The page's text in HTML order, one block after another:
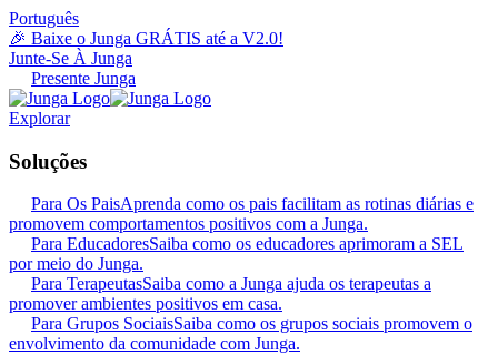
Português
🎉 Baixe o Junga GRÁTIS até a V2.0!
Junte-Se À Junga
Presente Junga
Explorar
Soluções
Para Os PaisAprenda como os pais facilitam as rotinas diárias e
promovem comportamentos positivos com a Junga.
Para EducadoresSaiba como os educadores aprimoram a SEL
por meio do Junga.
Para TerapeutasSaiba como a Junga ajuda os terapeutas a
promover ambientes positivos em casa.
Para Grupos SociaisSaiba como os grupos sociais promovem o
envolvimento da comunidade com Junga.